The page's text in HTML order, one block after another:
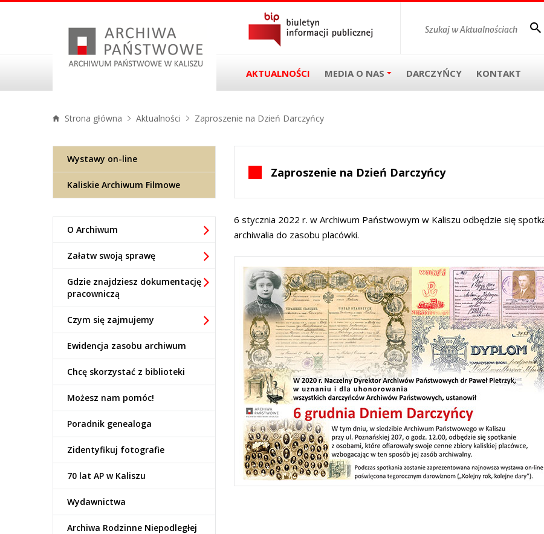
AKTUALNOŚCI MEDIA O NAS DARCZYŃCY KONTAKT
Strona główna Aktualności Zaproszenie na Dzień Darczyńcy
Zaproszenie na Dzień Darczyńcy
6 stycznia 2022 r. w Archiwum Państwowym w Kaliszu odbędzie się
archiwalia do zasobu placówki.
Wystawy on-line
Kaliskie Archiwum Filmowe
O Archiwum
Załatw swoją sprawę
Gdzie znajdziesz dokumentację
pracowniczą
Czym się zajmujemy
Ewidencja zasobu archiwum
Chcę skorzystać z biblioteki
Możesz nam pomóc!
Poradnik genealoga
Zidentyfikuj fotografie
70 lat AP w Kaliszu
Wydawnictwa
Archiwa Rodzinne Niepodległej